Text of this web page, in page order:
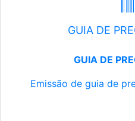
GUIA DE
GUIA DE
Emissão de guia de